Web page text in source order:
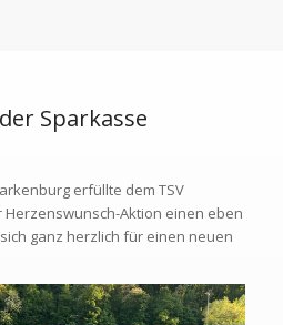
Sparkasse
erfüllte dem TSV
Herzenswunsch-Aktion einen eben
ganz herzlich für einen neuen